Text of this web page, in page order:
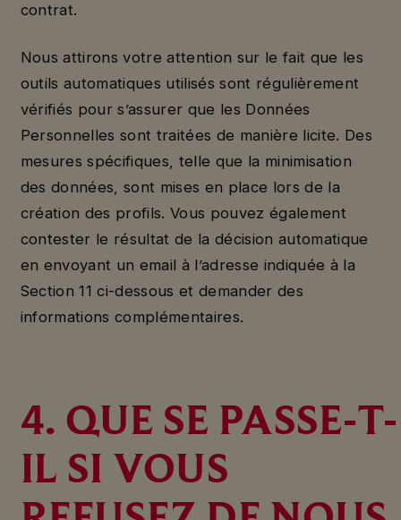
contrat.
Nous attirons votre attention sur le fait que les
outils automatiques utilisés sont régulièrement
vérifiés pour s’assurer que les Données
Personnelles sont traitées de manière licite. Des
mesures spécifiques, telle que la minimisation
des données, sont mises en place lors de la
création des profils. Vous pouvez également
contester le résultat de la décision automatique
en envoyant un email à l’adresse indiquée à la
Section 11 ci-dessous et demander des
informations complémentaires.
4. QUE SE PASSE-T-
IL SI VOUS